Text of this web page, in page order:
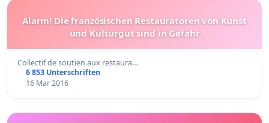
Alarm! Die französischen Restauratoren von Kunst
und Kulturgut sind in Gefahr
Collectif de soutien aux restaura…
6 853 Unterschriften
16 Mar 2016